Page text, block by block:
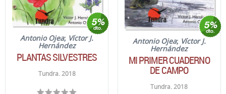
Antonio Ojea; Víctor J.
Hernández
PLANTAS SILVESTRES
Tundra. 2018
Antonio Ojea; Víctor J.
Hernández
MI PRIMER CUADERNO
DE CAMPO
Tundra. 2018